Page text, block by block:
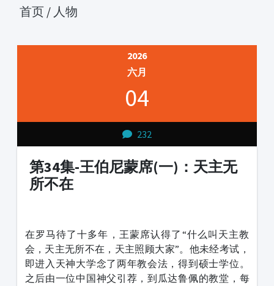
首页 / 人物
2026
六月
04
232
第34集-王伯尼蒙席(一)：天主无
所不在
在罗马待了十多年，王蒙席认得了“什么叫天主教
会，天主无所不在，天主照顾大家”。他未经考试，
即进入天神大学念了两年教会法，得到硕士学位。
之后由一位中国神父引荐，到瓜达鲁佩的教堂，每